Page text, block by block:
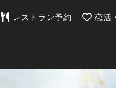
東京カレンダー | 最新のグ
レストラン予約 恋活